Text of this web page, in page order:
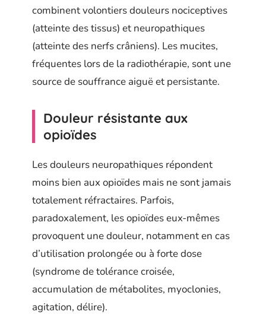
combinent volontiers douleurs nociceptives
(atteinte des tissus) et neuropathiques
(atteinte des nerfs crâniens). Les mucites,
fréquentes lors de la radiothérapie, sont une
source de souffrance aiguë et persistante.
Douleur résistante aux
opioïdes
Les douleurs neuropathiques répondent
moins bien aux opioïdes mais ne sont jamais
totalement réfractaires. Parfois,
paradoxalement, les opioïdes eux-mêmes
provoquent une douleur, notamment en cas
d’utilisation prolongée ou à forte dose
(syndrome de tolérance croisée,
accumulation de métabolites, myoclonies,
agitation, délire).